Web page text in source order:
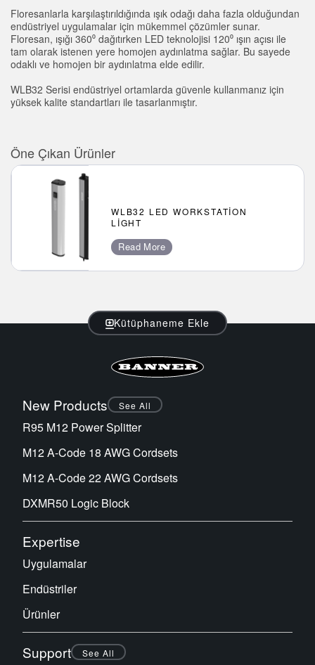
ACCESSORIES
AKSESUARLAR
Dönüştürücüler
YAZILIM
Banner Measurement Sensor Software
TECHNOLOGY
Floresanlarla karşılaştırıldığında ışık odağı daha fazla olduğundan
endüstriyel uygulamalar için mükemmel çözümler sunar.
Floresan, ışığı 360⁰ dağıtırken LED teknolojisi 120⁰ ışın açısı ile
tam olarak istenen yere homojen aydınlatma sağlar. Bu sayede
odaklı ve homojen bir aydınlatma elde edilir.
WLB32 Serisi endüstriyel ortamlarda güvenle kullanmanız için
yüksek kalite standartları ile tasarlanmıştır.
Öne Çıkan Ürünler
WLB32 LED WORKSTATION
LIGHT
Read More
Kütüphaneme Ekle
New Products See All
R95 M12 Power Splitter
M12 A-Code 18 AWG Cordsets
M12 A-Code 22 AWG Cordsets
DXMR50 Logic Block
Expertise
Uygulamalar
Endüstriler
Ürünler
Support See All